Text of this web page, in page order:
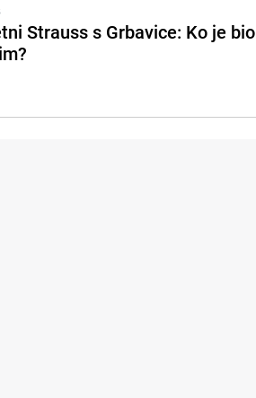
Strauss s Grbavice: Ko je bio